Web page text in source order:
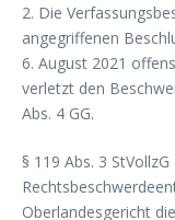
2. Die
angegriffenen
6. August 2021
verletzt den
Abs. 4 GG.
§ 119 Abs. 3
Oberlandesgericht